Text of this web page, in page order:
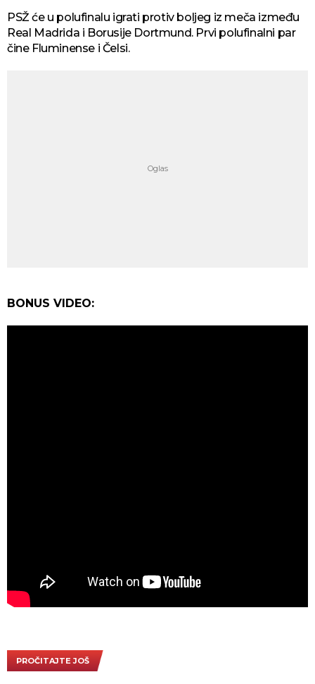
PSŽ će u polufinalu igrati protiv boljeg iz meča između
Real Madrida i Borusije Dortmund. Prvi polufinalni par
čine Fluminense i Čelsi.
BONUS VIDEO:
PROČITAJTE JOŠ